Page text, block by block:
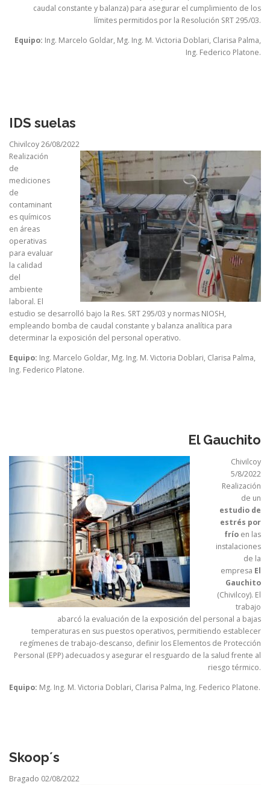
caudal constante y balanza) para asegurar el cumplimiento de los
límites permitidos por la Resolución SRT 295/03.
Equipo: Ing. Marcelo Goldar, Mg. Ing. M. Victoria Doblari, Clarisa Palma,
Ing. Federico Platone.
IDS suelas
Chivilcoy 26/08/2022
Realización
de
mediciones
de
contaminant
es químicos
en áreas
operativas
para evaluar
la calidad
del
ambiente
laboral. El
estudio se desarrolló bajo la Res. SRT 295/03 y normas NIOSH,
empleando bomba de caudal constante y balanza analítica para
determinar la exposición del personal operativo.
Equipo: Ing. Marcelo Goldar, Mg. Ing. M. Victoria Doblari, Clarisa Palma,
Ing. Federico Platone.
El Gauchito
Chivilcoy
5/8/2022
Realización
de un
estudio de
estrés por
frío en las
instalaciones
de la
empresa El
Gauchito
(Chivilcoy). El
trabajo
abarcó la evaluación de la exposición del personal a bajas
temperaturas en sus puestos operativos, permitiendo establecer
regímenes de trabajo-descanso, definir los Elementos de Protección
Personal (EPP) adecuados y asegurar el resguardo de la salud frente al
riesgo térmico.
Equipo: Mg. Ing. M. Victoria Doblari, Clarisa Palma, Ing. Federico Platone.
Skoop´s
Bragado 02/08/2022